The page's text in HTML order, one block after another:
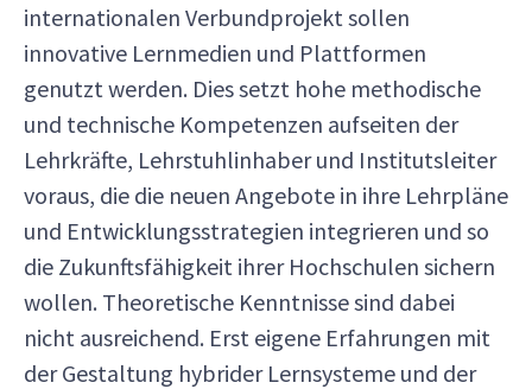
internationalen Verbundprojekt sollen
innovative Lernmedien und Plattformen
genutzt werden. Dies setzt hohe methodische
und technische Kompetenzen aufseiten der
Lehrkräfte, Lehrstuhlinhaber und Institutsleiter
voraus, die die neuen Angebote in ihre Lehrpläne
und Entwicklungsstrategien integrieren und so
die Zukunftsfähigkeit ihrer Hochschulen sichern
wollen. Theoretische Kenntnisse sind dabei
nicht ausreichend. Erst eigene Erfahrungen mit
der Gestaltung hybrider Lernsysteme und der